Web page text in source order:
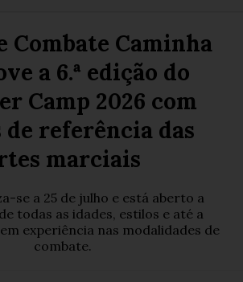
Combate Caminha
a 6.ª edição do
Camp 2026 com
de referência das
marciais
se a 25 de julho e está aberto a
todas as idades, estilos e até a
experiência nas modalidades de
combate.